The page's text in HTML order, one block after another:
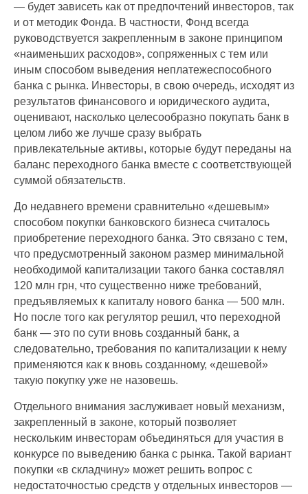
— будет зависеть как от предпочтений инвесторов, так
и от методик Фонда. В частности, Фонд всегда
руководствуется закрепленным в законе принципом
«наименьших расходов», сопряженных с тем или
иным способом выведения неплатежеспособного
банка с рынка. Инвесторы, в свою очередь, исходят из
результатов финансового и юридического аудита,
оценивают, насколько целесообразно покупать банк в
целом либо же лучше сразу выбрать
привлекательные активы, которые будут переданы на
баланс переходного банка вместе с соответствующей
суммой обязательств.
До недавнего времени сравнительно «дешевым»
способом покупки банковского бизнеса считалось
приобретение переходного банка. Это связано с тем,
что предусмотренный законом размер минимальной
необходимой капитализации такого банка составлял
120 млн грн, что существенно ниже требований,
предъявляемых к капиталу нового банка — 500 млн.
Но после того как регулятор решил, что переходной
банк — это по сути вновь созданный банк, а
следовательно, требования по капитализации к нему
применяются как к вновь созданному, «дешевой»
такую покупку уже не назовешь.
Отдельного внимания заслуживает новый механизм,
закрепленный в законе, который позволяет
нескольким инвесторам объединяться для участия в
конкурсе по выведению банка с рынка. Такой вариант
покупки «в складчину» может решить вопрос с
недостаточностью средств у отдельных инвесторов —